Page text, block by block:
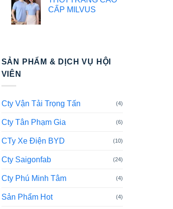
CẤP MILVUS
SẢN PHẨM & DỊCH VỤ HỘI
VIÊN
Cty Vận Tải Trọng Tấn (4)
Cty Tân Phạm Gia (6)
CTy Xe Điện BYD (10)
Cty Saigonfab (24)
Cty Phú Minh Tâm (4)
Sản Phẩm Hot (4)